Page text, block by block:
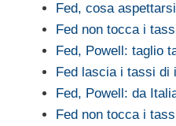
Fed, cosa
Fed non tocca i
Fed, Powell: taglio
Fed lascia i tassi di
Fed, Powell: da
Fed non tocca i